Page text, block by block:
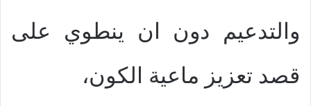
والتدعيم دون ان ينطوي على
قصد تعزيز ماعية الكون،